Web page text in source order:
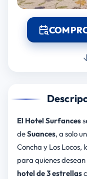
El Hotel Surfances
deSuances, a solo
Concha y Los Locos,
para quienes
hotel de 3 estrellas